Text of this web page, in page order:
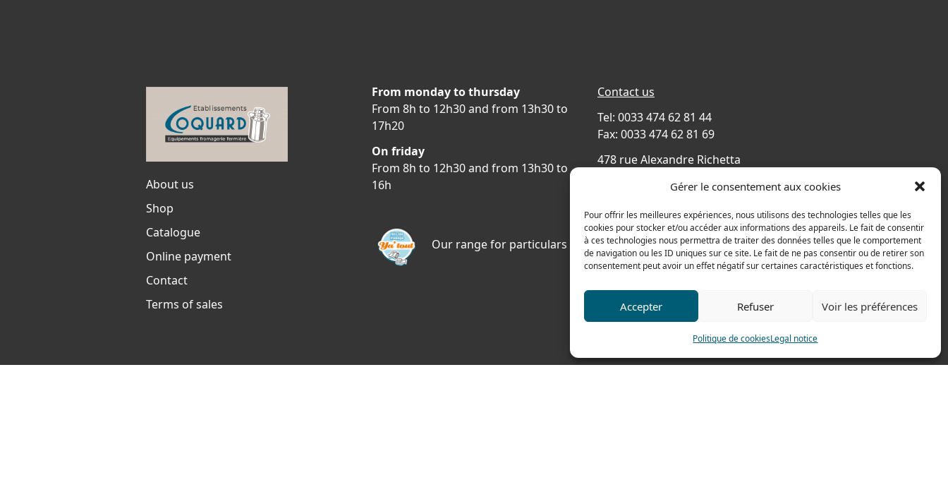
Gérer le consentement aux cookies
Pour offrir les meilleures expériences, nous utilisons des technologies telles que les
cookies pour stocker et/ou accéder aux informations des appareils. Le fait de consentir
à ces technologies nous permettra de traiter des données telles que le comportement
de navigation ou les ID uniques sur ce site. Le fait de ne pas consentir ou de retirer son
consentement peut avoir un effet négatif sur certaines caractéristiques et fonctions.
Accepter Refuser Voir les préférences
Politique de cookiesLegal notice
About us
Shop
Catalogue
Online payment
Contact
Terms of sales
From monday to thursday
From 8h to 12h30 and from 13h30 to
17h20
On friday
From 8h to 12h30 and from 13h30 to
16h
Our range for particulars
Contact us
Tel: 0033 474 62 81 44
Fax: 0033 474 62 81 69
478 rue Alexandre Richetta
Access map